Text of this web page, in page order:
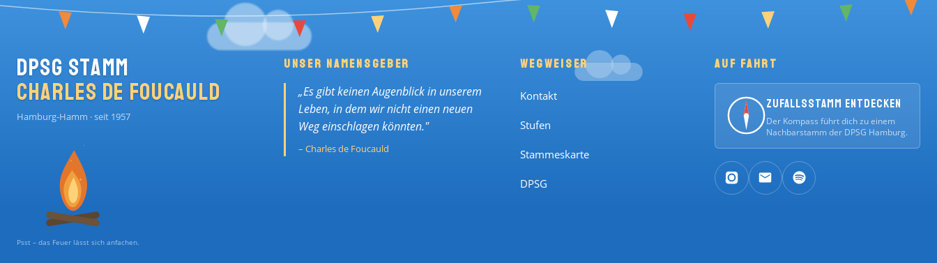
DPSG Stamm
Charles de Foucauld
Hamburg-Hamm · seit 1957
Psst – das Feuer lässt sich anfachen.
UNSER NAMENSGEBER
„Es gibt keinen Augenblick in unserem
Leben, in dem wir nicht einen neuen
Weg einschlagen könnten."
– Charles de Foucauld
WEGWEISER
Kontakt
Stufen
Stammeskarte
DPSG
AUF FAHRT
Zufallsstamm entdecken
Der Kompass führt dich zu einem
Nachbarstamm der DPSG Hamburg.